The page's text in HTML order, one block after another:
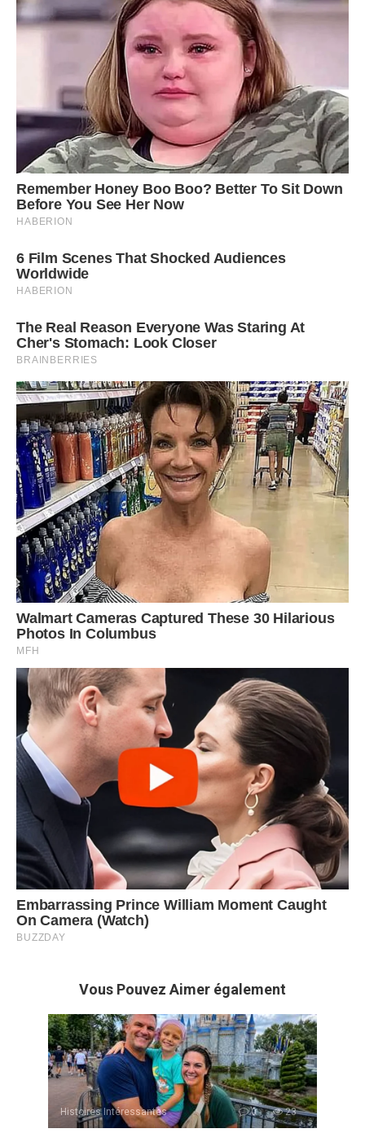
Vous Pouvez Aimer également
Histoires Intéressantes 0 23